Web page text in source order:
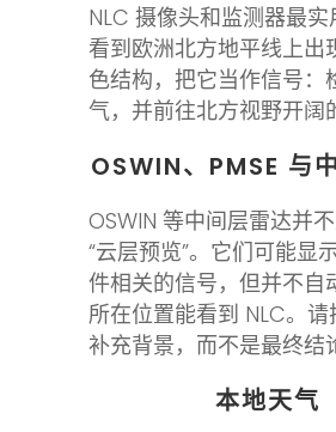
NLC 摄像头和监测器最
看到欧洲北方地平线上出
色结构，把它当作信号：
气，并前往北方视野开阔
OSWIN、PMSE 与
OSWIN 等中间层雷达并
“云层预览”。它们可能显
件相关的信号，但并不自
所在位置能看到 NLC。
补充背景，而不是最终结
本地天气